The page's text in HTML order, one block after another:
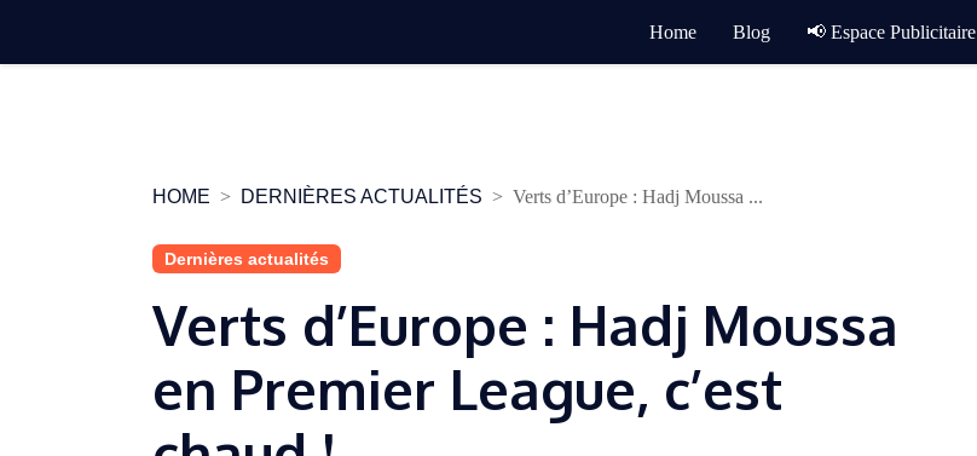
Home Blog 📢 Espace Publicitaire
HOME DERNIÈRES ACTUALITÉS Verts d’Europe : Hadj Moussa ...
Dernières actualités
Verts d’Europe : Hadj Moussa
en Premier League, c’est